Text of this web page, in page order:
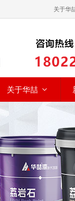
关于华
关于华喆